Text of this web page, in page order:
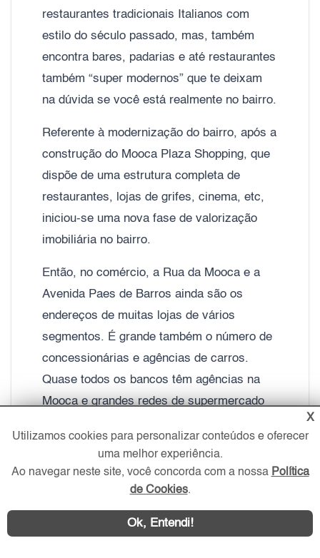
restaurantes tradicionais Italianos com
estilo do século passado, mas, também
encontra bares, padarias e até restaurantes
também “super modernos” que te deixam
na dúvida se você está realmente no bairro.
Referente à modernização do bairro, após a
construção do Mooca Plaza Shopping, que
dispõe de uma estrutura completa de
restaurantes, lojas de grifes, cinema, etc,
iniciou-se uma nova fase de valorização
imobiliária no bairro.
Então, no comércio, a Rua da Mooca e a
Avenida Paes de Barros ainda são os
endereços de muitas lojas de vários
segmentos. É grande também o número de
concessionárias e agências de carros.
Quase todos os bancos têm agências na
Mooca e grandes redes de supermercado
Faculdades e shoppings completam a
heterogeneidade do bairro.
No quesito lazer, o Parque da Mooca
concentra boa parte de atividades
X
Utilizamos cookies para personalizar conteúdos e oferecer
uma melhor experiência.
Ao navegar neste site, você concorda com a nossa Política
de Cookies.
Ok, Entendi!